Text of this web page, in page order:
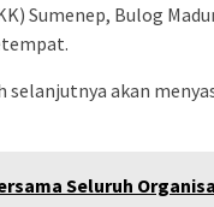
Sumenep, Bulog
selanjutnya akan
Seluruh